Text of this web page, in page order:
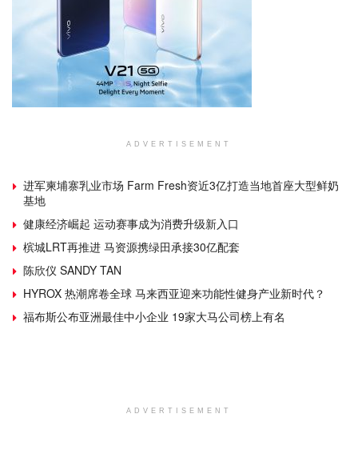
ADVERTISEMENT
进军柬埔寨乳业市场 Farm Fresh资近3亿打造当地首座大型鲜奶
基地
健康经济崛起 运动赛事成为消费升级新入口
槟城LRT再推进 马资源携绿田承接30亿配套
陈欣仪 SANDY TAN
HYROX 热潮席卷全球 马来西亚迎来功能性健身产业新时代？
福布斯公布亚洲最佳中小企业 19家大马公司榜上有名
ADVERTISEMENT